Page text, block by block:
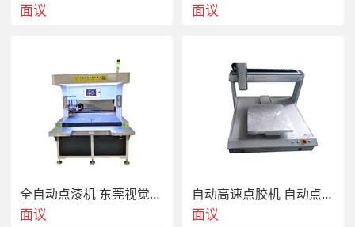
面议 面议
全自动点漆机 东莞视觉点漆机 徽章点漆机 厂家
面议
自动高速点胶机 自动点胶机控制系统 点胶机模组供应
面议